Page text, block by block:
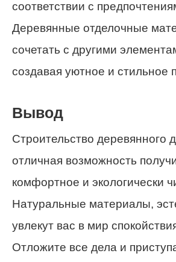
соответствии с
Деревянные отделочные
сочетать с другими
создавая уютное и стильное
Вывод
Строительство деревянного
отличная возможность
комфортное и экологически
Натуральные материалы,
увлекут вас в мир
Отложите все дела и